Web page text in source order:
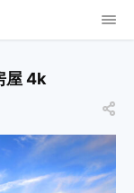
屋 4k